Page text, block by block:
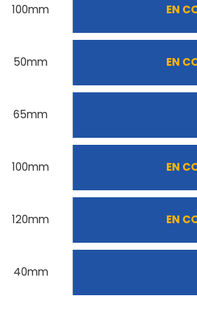
100mm EN
50mm EN
65mm
100mm EN
120mm EN
40mm